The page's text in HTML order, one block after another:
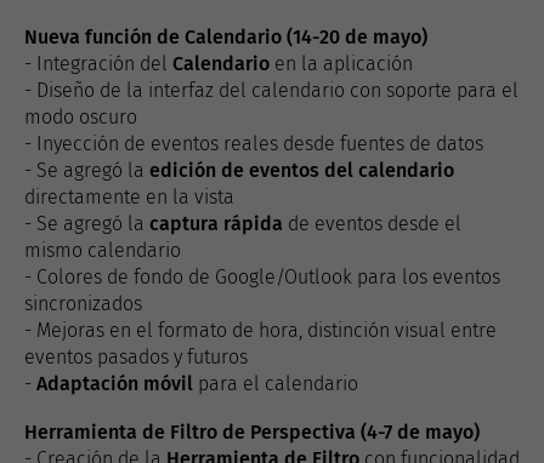
Nueva función de Calendario (14-20 de mayo)
- Integración del Calendario en la aplicación
- Diseño de la interfaz del calendario con soporte para el
modo oscuro
- Inyección de eventos reales desde fuentes de datos
- Se agregó la edición de eventos del calendario
directamente en la vista
- Se agregó la captura rápida de eventos desde el
mismo calendario
- Colores de fondo de Google/Outlook para los eventos
sincronizados
- Mejoras en el formato de hora, distinción visual entre
eventos pasados ​​y futuros
- Adaptación móvil para el calendario
Herramienta de Filtro de Perspectiva (4-7 de mayo)
- Creación de la Herramienta de Filtro con funcionalidad